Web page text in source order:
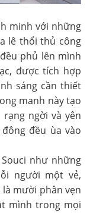
minh với những
lê thổi thủ công
phủ lên mình
được tích hợp
sáng cần thiết
manh này tạo
ngời và yên
đều ùa vào
như những
người một vẻ,
mười phân vẹn
mình trong mọi